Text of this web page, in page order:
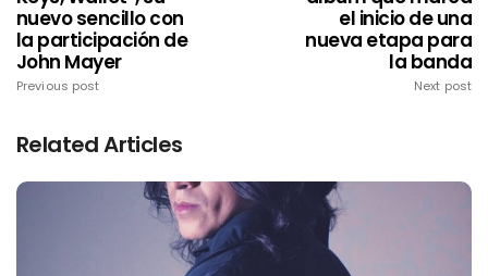
nuevo sencillo con
la participación de
John Mayer
Previous post
el inicio de una
nueva etapa para
la banda
Next post
Related Articles